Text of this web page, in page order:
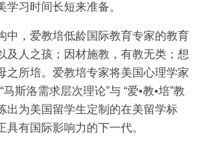
学习时间长短来准备。
中，爱教培低龄国际教育专家的教育
及人之孩；因材施教，有教无类；想
之所培。爱教培专家将美国心理学家
斯洛需求层次理论”与 “爱•教•培”教
出为美国留学生定制的在美留学标
具有国际影响力的下一代。